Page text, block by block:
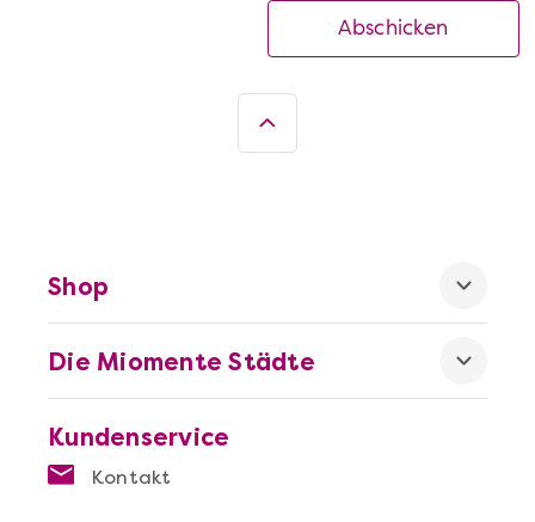
Abschicken
Kundenservice
Kontakt
Die Miomente Städte
Shop